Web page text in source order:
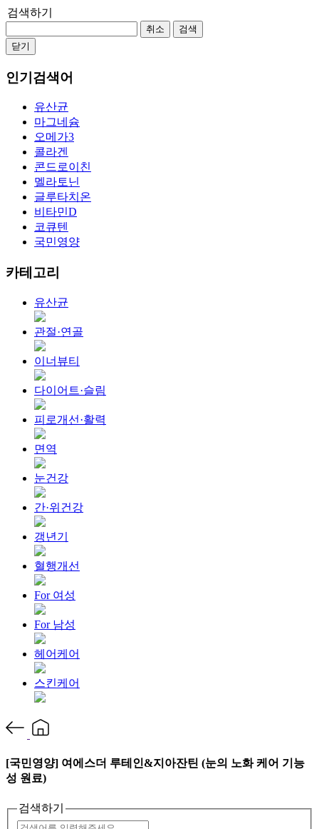
검색하기
취소
검색
닫기
인기검색어
유산균
마그네슘
오메가3
콜라겐
콘드로이친
멜라토닌
글루타치온
비타민D
코큐텐
국민영양
카테고리
유산균
관절·연골
이너뷰티
다이어트·슬림
피로개선·활력
면역
눈건강
간·위건강
갱년기
혈행개선
For 여성
For 남성
헤어케어
스킨케어
[국민영양] 여에스더 루테인&지아잔틴 (눈의 노화 케어 기능
성 원료)
검색하기